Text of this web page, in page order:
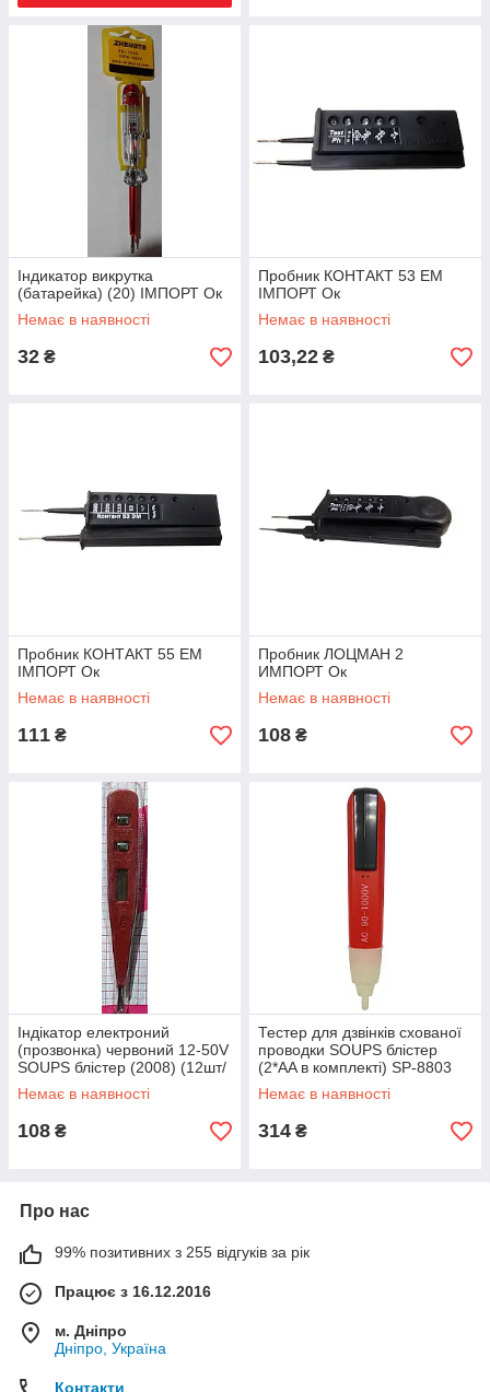
Індикатор викрутка
(батарейка) (20) ІМПОРТ Ок
Немає в наявності
32 ₴
Пробник КОНТАКТ 53 ЕМ
ІМПОРТ Ок
Немає в наявності
103,22 ₴
Пробник КОНТАКТ 55 ЕМ
ІМПОРТ Ок
Немає в наявності
111 ₴
Пробник ЛОЦМАН 2
ИМПОРТ Ок
Немає в наявності
108 ₴
Індікатор електроний
(прозвонка) червоний 12-50V
SOUPS блістер (2008) (12шт/
уп) ІМПОРТ Ок R
Немає в наявності
108 ₴
Тестер для дзвінків схованої
проводки SOUPS блістер
(2*AA в комплекті) SP-8803
Немає в наявності
314 ₴
Про нас
99% позитивних з 255 відгуків за рік
Працює з 16.12.2016
м. Дніпро
Дніпро, Україна
Контакти